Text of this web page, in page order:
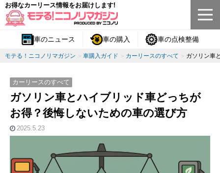
お得なカーリース情報をお届けします!
車のニュース 車の購入 車の点検整備
モテる！ニコノリマガジン 車購入ガイド カーリースのすべて ガソリン車
カーリースのすべて
ガソリン車とハイブリッド車どっちが
お得？後悔しないための車の選び方
2025.5.23